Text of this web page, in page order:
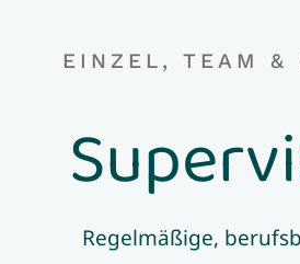
EINZEL, TEAM &
Regelmäßige,